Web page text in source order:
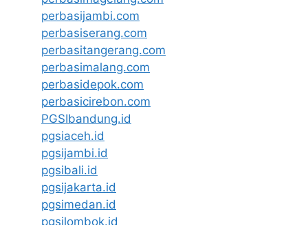
perbasijambi.com
perbasiserang.com
perbasitangerang.com
perbasimalang.com
perbasidepok.com
perbasicirebon.com
PGSIbandung.id
pgsiaceh.id
pgsijambi.id
pgsibali.id
pgsijakarta.id
pgsimedan.id
pgsilombok.id